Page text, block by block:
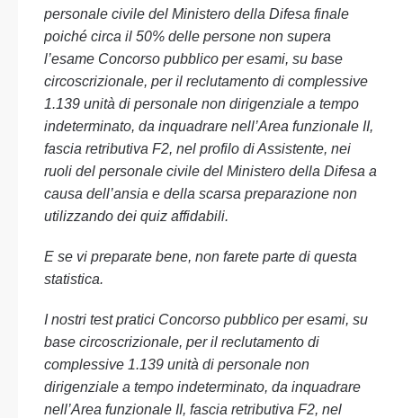
personale civile del Ministero della Difesa finale
poiché circa il 50% delle persone non supera
l’esame Concorso pubblico per esami, su base
circoscrizionale, per il reclutamento di complessive
1.139 unità di personale non dirigenziale a tempo
indeterminato, da inquadrare nell’Area funzionale II,
fascia retributiva F2, nel profilo di Assistente, nei
ruoli del personale civile del Ministero della Difesa a
causa dell’ansia e della scarsa preparazione non
utilizzando dei quiz affidabili.
E se vi preparate bene, non farete parte di questa
statistica.
I nostri test pratici Concorso pubblico per esami, su
base circoscrizionale, per il reclutamento di
complessive 1.139 unità di personale non
dirigenziale a tempo indeterminato, da inquadrare
nell’Area funzionale II, fascia retributiva F2, nel